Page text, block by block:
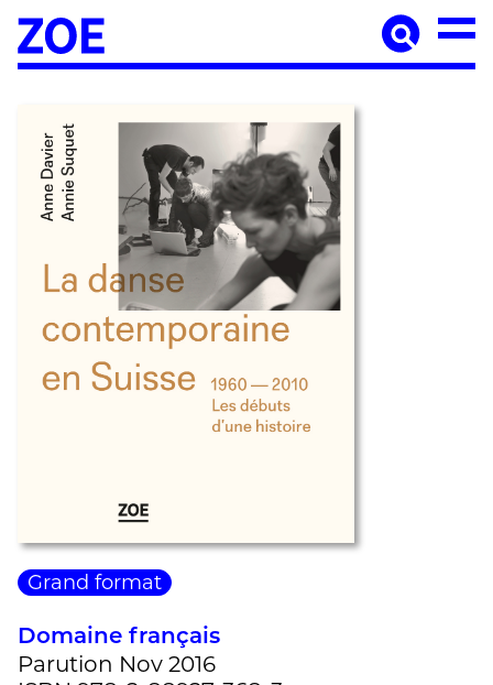
Accueil
À paraître
Catalogue
Auteur·ices
Agenda
Les éditions Zoé
Médiation culturelle
Manuscrits
Foreign rights
Grand format
Domaine français
Parution Nov 2016